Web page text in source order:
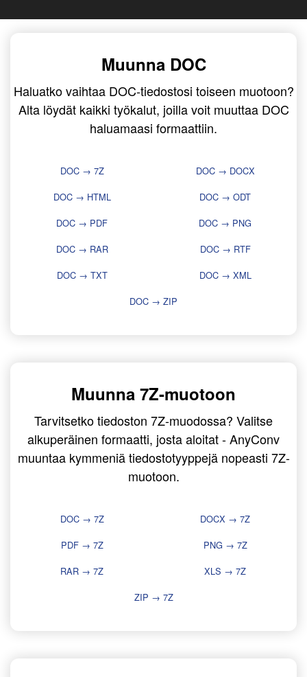
Muunna DOC
Haluatko vaihtaa DOC-tiedostosi toiseen muotoon?
Alta löydät kaikki työkalut, joilla voit muuttaa DOC
haluamaasi formaattiin.
DOC → 7Z
DOC → DOCX
DOC → HTML
DOC → ODT
DOC → PDF
DOC → PNG
DOC → RAR
DOC → RTF
DOC → TXT
DOC → XML
DOC → ZIP
Muunna 7Z-muotoon
Tarvitsetko tiedoston 7Z-muodossa? Valitse
alkuperäinen formaatti, josta aloitat - AnyConv
muuntaa kymmeniä tiedostotyyppejä nopeasti 7Z-
muotoon.
DOC → 7Z
DOCX → 7Z
PDF → 7Z
PNG → 7Z
RAR → 7Z
XLS → 7Z
ZIP → 7Z